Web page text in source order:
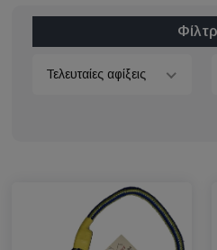
Τελευταίες αφίξεις